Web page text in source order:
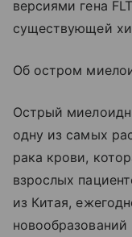
версиями гена
существующей
Об остром
Острый
одну из самых
рака крови,
взрослых
из Китая,